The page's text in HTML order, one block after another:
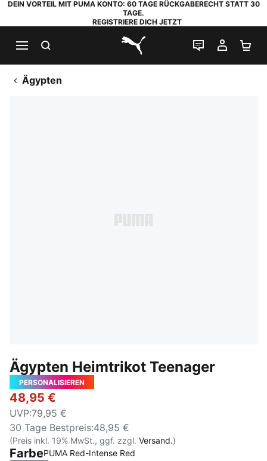
DEIN VORTEIL MIT PUMA KONTO: 60 TAGE RÜCKGABERECHT STATT 30
TAGE.
REGISTRIERE DICH JETZT
PUMA.com
LIVE-CHAT
MEIN
Ägypten
Ägypten Heimtrikot Teenager
PERSONALISIEREN
48,95 €
UVP:79,95 €
30 Tage Bestpreis:48,95 €
(Preis inkl. 19% MwSt., ggf. zzgl. Versand.)
FarbePUMA Red-Intense Red